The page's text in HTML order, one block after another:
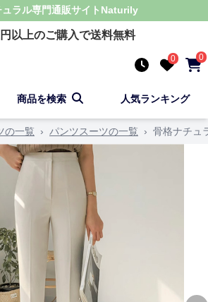
ラル専門通販サイト Naturily
円以上のご購入で送料無料
0 0
商品を検索 人気ランキング
の一覧 › パンツスーツの一覧 › 骨格ナチュ